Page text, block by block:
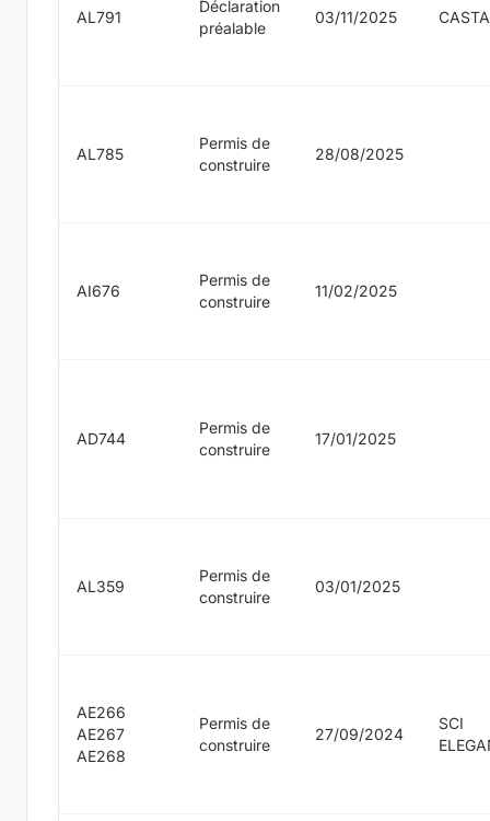
AL791
Déclaration
préalable
03/11/2025
AL785
Permis de
construire
28/08/2025
AI676
Permis de
construire
11/02/2025
AD744
Permis de
construire
17/01/2025
AL359
Permis de
construire
03/01/2025
AE266
AE267
AE268
Permis de
construire
27/09/2024
SCI